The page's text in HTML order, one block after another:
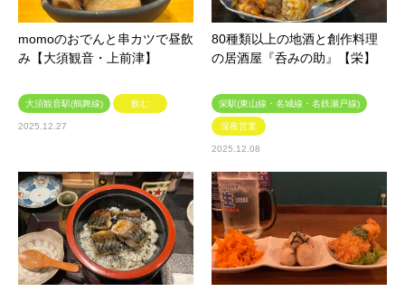
momoのおでんと串カツで昼飲
み【大須観音・上前津】
大須観音駅(鶴舞線) 飲む
2025.12.27
80種類以上の地酒と創作料理
の居酒屋『呑みの助』【栄】
栄駅(東山線・名城線・名鉄瀬戸線)
深夜営業
2025.12.08